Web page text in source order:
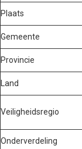
Plaats
Gemeente
Provincie
Land
Veiligheidsregio
Onderverdeling